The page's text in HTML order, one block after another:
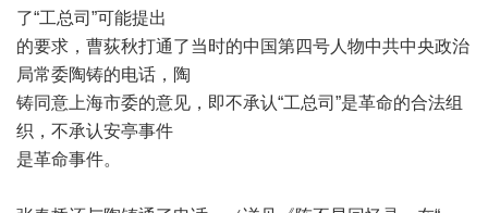
了“工总司 ”可能提出
的要求，曹荻秋打通了当时的中国第四号人物中共中央政治
局常委陶铸的电话，陶
铸同意上海市委的意见，即不承认“工总司 ”是革命的合法组
织，不承认安亭事件
是革命事件。